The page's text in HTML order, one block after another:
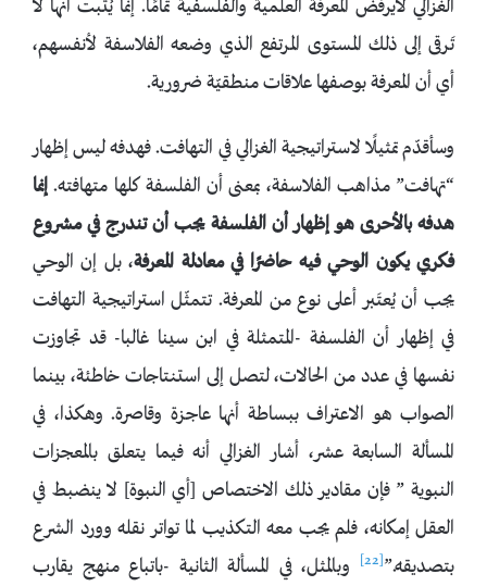
الغزالي لايرفض المعرفة العلمية والفلسفية تمامًا. إنما يُثبت أنها لا
تَرقى إلى ذلك المستوى المرتفع الذي وضعه الفلاسفة لأنفسهم،
أي أن المعرفة بوصفها علاقات منطقيّة ضرورية.
وسأقدّم تمثيلًا لاستراتيجية الغزالي في التهافت. فهدفه ليس إظهار
“تهافت” مذاهب الفلاسفة، بمعنى أن الفلسفة كلها متهافته.إنما
هدفه بالأحرى هو إظهار أن الفلسفة يجب أن تندرج في مشروع
فكري يكون الوحي فيه حاضرًا في معادلة المعرفة، بل إن الوحي
يجب أن يُعتَبر أعلى نوع من المعرفة. تتمثّل استراتيجية التهافت
في إظهار أن الفلسفة -المتمثلة في ابن سينا غالبا- قد تجاوزت
نفسها في عدد من الحالات، لتصل إلى استنتاجات خاطئة، بينما
الصواب هو الاعتراف ببساطة أنها عاجزة وقاصرة. وهكذا، في
المسألة السابعة عشر، أشار الغزالي أنه فيما يتعلق بالمعجزات
النبوية ” فإن مقادير ذلك الاختصاص [أي النبوة] لا ينضبط في
العقل إمكانه، فلم يجب معه التكذيب لما تواتر نقله وورد الشرع
بتصديقه.”[22]
وبالمثل، في المسألة الثانية -باتباع منهج يقارب